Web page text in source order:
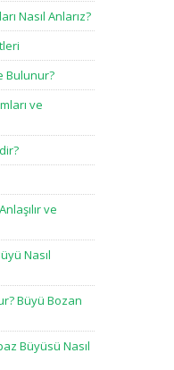
Nasıl Anlarız?
Bulunur?
ve
ve
Nasıl
Büyü Bozan
Büyüsü Nasıl